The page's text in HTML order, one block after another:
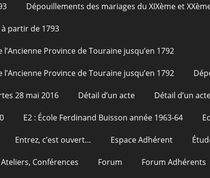
Dépouillements des mariages du XIXème et
partir de 1793
Province de Touraine jusqu’en 1792
Province de Touraine jusqu’en 1792
28 mai 2016 Détail d’un acte Détail d’un
E2 : École Ferdinand Buisson année 1963-64
Entrez, c’est ouvert… Espace Adhérent
Conférences Forum Forum Adhérents